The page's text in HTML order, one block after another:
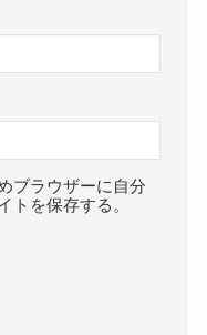
ブラウザーに自分
トを保存する。